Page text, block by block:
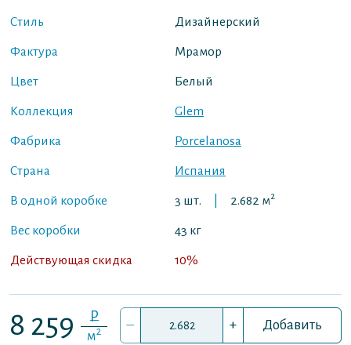
Стиль Дизайнерский
Фактура Мрамор
Цвет Белый
Коллекция Glem
Фабрика Porcelanosa
Страна Испания
В одной коробке 3 шт. 2.682 м2
Вес коробки 43 кг
Действующая скидка 10%
8 259 P
м2 – + Добавить